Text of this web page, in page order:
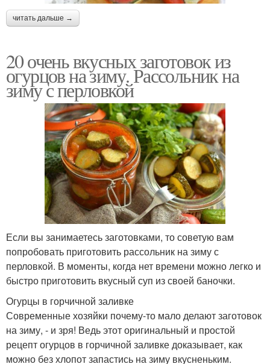
читать дальше →
20 очень вкусных заготовок из
огурцов на зиму. Рассольник на
зиму с перловкой
Если вы занимаетесь заготовками, то советую вам
попробовать приготовить рассольник на зиму с
перловкой. В моменты, когда нет времени можно легко и
быстро приготовить вкусный суп из своей баночки.
Огурцы в горчичной заливке
Современные хозяйки почему-то мало делают заготовок
на зиму, - и зря! Ведь этот оригинальный и простой
рецепт огурцов в горчичной заливке доказывает, как
можно без хлопот запастись на зиму вкусненьким.